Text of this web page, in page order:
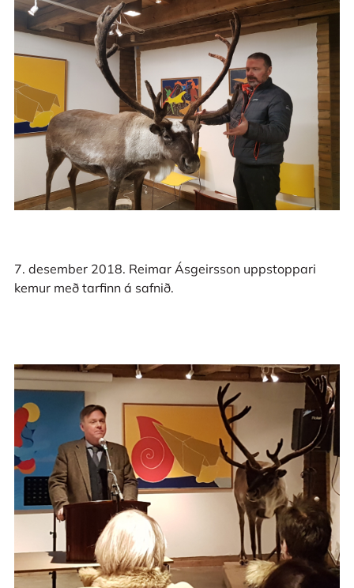
7. desember 2018. Reimar Ásgeirsson uppstoppari
kemur með tarfinn á safnið.